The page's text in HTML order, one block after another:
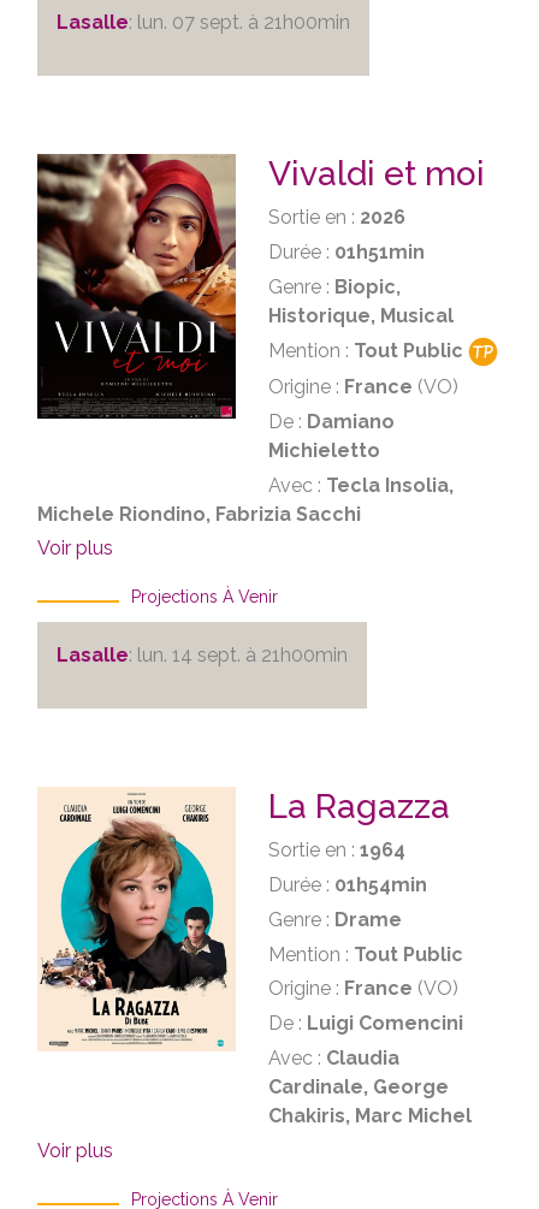
Lasalle: lun. 07 sept. à 21h00min
Vivaldi et moi
Sortie en : 2026
Durée : 01h51min
Genre : Biopic,
Historique, Musical
Mention : Tout Public
Origine : France (VO)
De : Damiano
Michieletto
Avec : Tecla Insolia,
Michele Riondino, Fabrizia Sacchi
Voir plus
Projections À Venir
Lasalle: lun. 14 sept. à 21h00min
La Ragazza
Sortie en : 1964
Durée : 01h54min
Genre : Drame
Mention : Tout Public
Origine : France (VO)
De : Luigi Comencini
Avec : Claudia
Cardinale, George
Chakiris, Marc Michel
Voir plus
Projections À Venir